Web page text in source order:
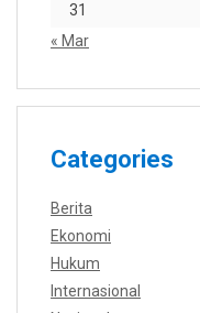
31
« Mar
Categories
Berita
Ekonomi
Hukum
Internasional